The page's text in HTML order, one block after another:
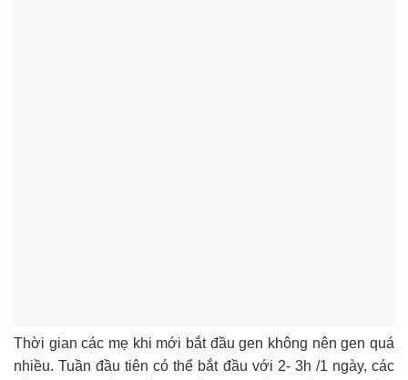
Thời gian các mẹ khi mới bắt đầu gen không nên gen quá
nhiều. Tuần đầu tiên có thể bắt đầu với 2- 3h /1 ngày, các